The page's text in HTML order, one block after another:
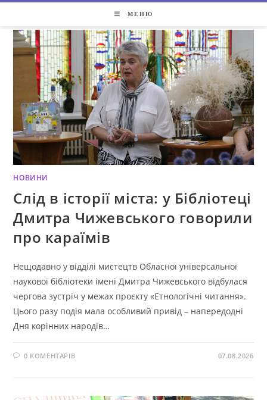
вмісту
МЕНЮ
НОВИНИ
Слід в історії міста: у Бібліотеці
Дмитра Чижевського говорили
про караїмів
Нещодавно у відділі мистецтв Обласної універсальної
наукової бібліотеки імені Дмитра Чижевського відбулася
чергова зустріч у межах проєкту «Етнологічні читання».
Цього разу подія мала особливий привід – напередодні
Дня корінних народів…
0 КОМЕНТАРІВ 07.08.2026